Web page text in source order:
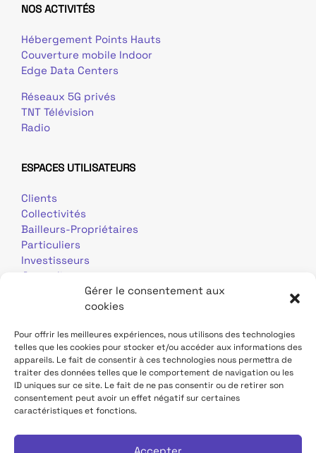
Gérer le consentement aux
cookies
Pour offrir les meilleures expériences, nous utilisons des technologies
telles que les cookies pour stocker et/ou accéder aux informations des
appareils. Le fait de consentir à ces technologies nous permettra de
traiter des données telles que le comportement de navigation ou les
ID uniques sur ce site. Le fait de ne pas consentir ou de retirer son
consentement peut avoir un effet négatif sur certaines
caractéristiques et fonctions.
Accepter
NOS ACTIVITÉS
Hébergement Points Hauts
Couverture mobile Indoor
Edge Data Centers
Réseaux 5G privés
TNT Télévision
Radio
ESPACES UTILISATEURS
Clients
Collectivités
Bailleurs-Propriétaires
Particuliers
Investisseurs
Journalistes
Mentions légales Données personnelles
Contact Site TDF Infrastructure
Déclaration d'accessibilité